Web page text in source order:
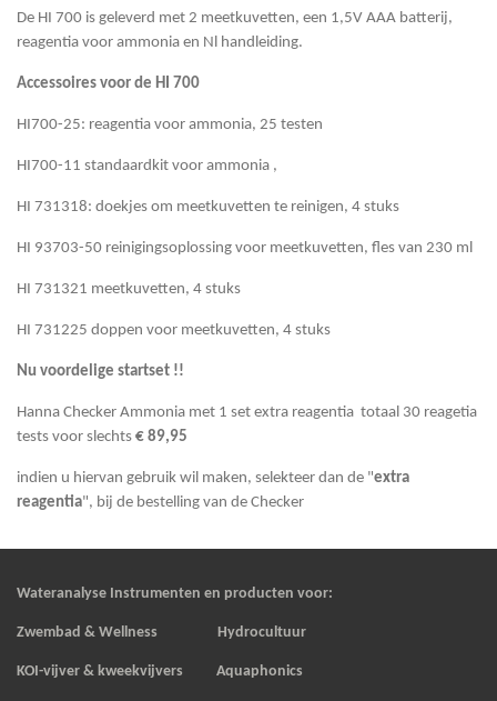
De HI 700 is geleverd met 2 meetkuvetten, een 1,5V AAA batterij,
reagentia voor ammonia en Nl handleiding.
Accessoires voor de HI 700
HI700-25: reagentia voor ammonia, 25 testen
HI700-11 standaardkit voor ammonia ,
HI 731318: doekjes om meetkuvetten te reinigen, 4 stuks
HI 93703-50 reinigingsoplossing voor meetkuvetten, fles van 230 ml
HI 731321 meetkuvetten, 4 stuks
HI 731225 doppen voor meetkuvetten, 4 stuks
Nu voordelige startset !!
Hanna Checker Ammonia met 1 set extra reagentia totaal 30 reagetia
tests voor slechts € 89,95
indien u hiervan gebruik wil maken, selekteer dan de "extra
reagentia", bij de bestelling van de Checker
Wateranalyse Instrumenten en producten voor:
Zwembad & Wellness Hydrocultuur
KOI-vijver & kweekvijvers Aquaphonics